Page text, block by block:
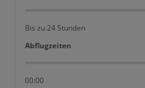
Bis zu 24 Stunden
Abflugzeiten
Abflugzeiten
00:00